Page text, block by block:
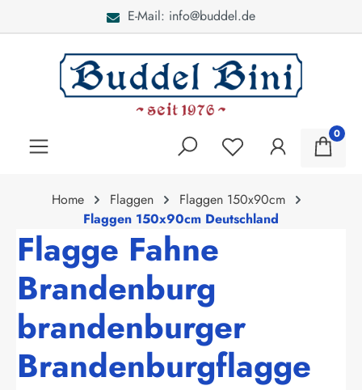
E-Mail: info@buddel.de
0
Home Flaggen
Flaggen 150x90cm
Flaggen 150x90cm Deutschland
Flagge Fahne
Brandenburg
brandenburger
Brandenburgflagge